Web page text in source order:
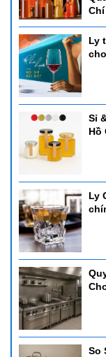
2. Nồi hâm buffet
- Nồi hâm buffet CN
- Kích thước:
- Dung tích: 9L Sử
- Chất liệu: inox cao
Ly
Sỉ
Hồ
Ly
So